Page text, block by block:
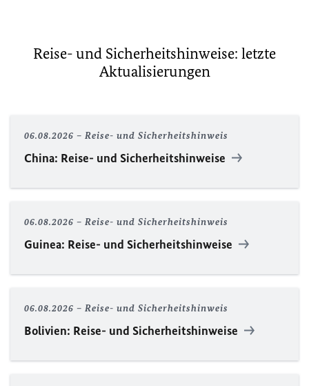
Reise- und Sicherheitshinweise: letzte
Aktualisierungen
06.08.2026 Reise- und Sicherheitshinweis
China: Reise- und Sicherheitshinweise
06.08.2026 Reise- und Sicherheitshinweis
Guinea: Reise- und Sicherheitshinweise
06.08.2026 Reise- und Sicherheitshinweis
Bolivien: Reise- und Sicherheitshinweise